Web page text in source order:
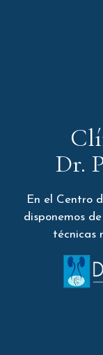
Dr.
En el Centro
disponemos
técnicas